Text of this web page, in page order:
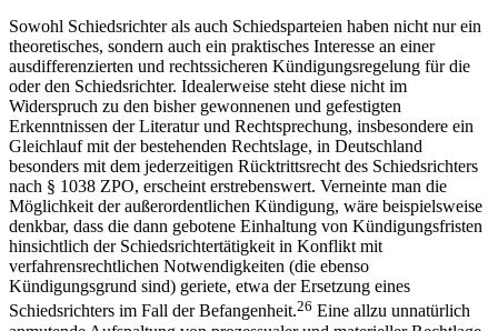
Sowohl Schiedsrichter als auch Schiedsparteien haben nicht nur ein
theoretisches, sondern auch ein praktisches Interesse an einer
ausdifferenzierten und rechtssicheren Kündigungsregelung für die
oder den Schiedsrichter. Idealerweise steht diese nicht im
Widerspruch zu den bisher gewonnenen und gefestigten
Erkenntnissen der Literatur und Rechtsprechung, insbesondere ein
Gleichlauf mit der bestehenden Rechtslage, in Deutschland
besonders mit dem jederzeitigen Rücktrittsrecht des Schiedsrichters
nach § 1038 ZPO, erscheint erstrebenswert. Verneinte man die
Möglichkeit der außerordentlichen Kündigung, wäre beispielsweise
denkbar, dass die dann gebotene Einhaltung von Kündigungsfristen
hinsichtlich der Schiedsrichtertätigkeit in Konflikt mit
verfahrensrechtlichen Notwendigkeiten (die ebenso
Kündigungsgrund sind) geriete, etwa der Ersetzung eines
Schiedsrichters im Fall der Befangenheit.26 Eine allzu unnatürlich